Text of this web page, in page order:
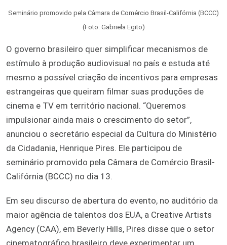
Seminário promovido pela Câmara de Comércio Brasil-Califórnia (BCCC)
(Foto: Gabriela Egito)
O governo brasileiro quer simplificar mecanismos de
estímulo à produção audiovisual no país e estuda até
mesmo a possível criação de incentivos para empresas
estrangeiras que queiram filmar suas produções de
cinema e TV em território nacional. “Queremos
impulsionar ainda mais o crescimento do setor”,
anunciou o secretário especial da Cultura do Ministério
da Cidadania, Henrique Pires. Ele participou de
seminário promovido pela Câmara de Comércio Brasil-
Califórnia (BCCC) no dia 13.
Em seu discurso de abertura do evento, no auditório da
maior agência de talentos dos EUA, a Creative Artists
Agency (CAA), em Beverly Hills, Pires disse que o setor
cinematográfico brasileiro deve experimentar um